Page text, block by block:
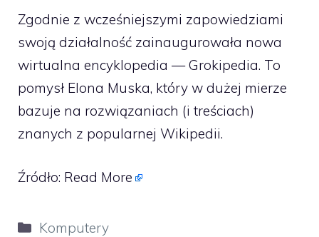
Zgodnie z wcześniejszymi zapowiedziami
swoją działalność zainaugurowała nowa
wirtualna encyklopedia — Grokipedia. To
pomysł Elona Muska, który w dużej mierze
bazuje na rozwiązaniach (i treściach)
znanych z popularnej Wikipedii.
Źródło: Read More
Kategorie
Komputery